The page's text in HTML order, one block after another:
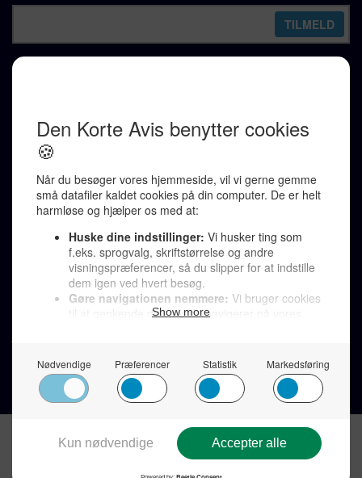
Karen Jespersen
Redaktionen kontaktes via mail til
redaktion@denkorteavis.dk
Telefonsvarer 20 30 10 96
Von Ostensgade 22, 2791 Dragør
LINKS
Tidligere aviser >
Støt Den Korte Avis >
Send et læserbrev >
Privatlivspolitik >